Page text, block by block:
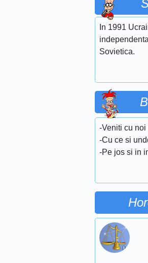
In 1991
Sovietica.
-Veniti cu
-Cu ce si
-Pe jos si in